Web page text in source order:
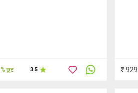
छूट 3.5 ₹ 929